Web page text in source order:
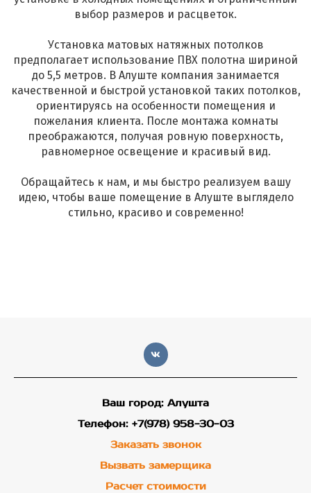
выбор размеров и расцветок.
Установка матовых натяжных потолков
предполагает использование ПВХ полотна шириной
до 5,5 метров. В Алуште компания занимается
качественной и быстрой установкой таких потолков,
ориентируясь на особенности помещения и
пожелания клиента. После монтажа комнаты
преображаются, получая ровную поверхность,
равномерное освещение и красивый вид.
Обращайтесь к нам, и мы быстро реализуем вашу
идею, чтобы ваше помещение в Алуште выглядело
стильно, красиво и современно!
Ваш город: Алушта
Телефон: +7(978) 958-30-03
Заказать звонок
Вызвать замерщика
Расчет стоимости